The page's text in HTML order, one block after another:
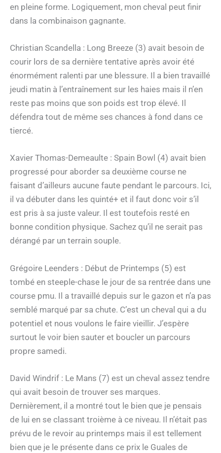
en pleine forme. Logiquement, mon cheval peut finir
dans la combinaison gagnante.
Christian Scandella : Long Breeze (3) avait besoin de
courir lors de sa dernière tentative après avoir été
énormément ralenti par une blessure. Il a bien travaillé
jeudi matin à l’entraînement sur les haies mais il n’en
reste pas moins que son poids est trop élevé. Il
défendra tout de même ses chances à fond dans ce
tiercé.
Xavier Thomas-Demeaulte : Spain Bowl (4) avait bien
progressé pour aborder sa deuxième course ne
faisant d’ailleurs aucune faute pendant le parcours. Ici,
il va débuter dans les quinté+ et il faut donc voir s’il
est pris à sa juste valeur. Il est toutefois resté en
bonne condition physique. Sachez qu’il ne serait pas
dérangé par un terrain souple.
Grégoire Leenders : Début de Printemps (5) est
tombé en steeple-chase le jour de sa rentrée dans une
course pmu. Il a travaillé depuis sur le gazon et n’a pas
semblé marqué par sa chute. C’est un cheval qui a du
potentiel et nous voulons le faire vieillir. J’espère
surtout le voir bien sauter et boucler un parcours
propre samedi.
David Windrif : Le Mans (7) est un cheval assez tendre
qui avait besoin de trouver ses marques.
Dernièrement, il a montré tout le bien que je pensais
de lui en se classant troième à ce niveau. Il n’était pas
prévu de le revoir au printemps mais il est tellement
bien que je le présente dans ce prix le Guales de